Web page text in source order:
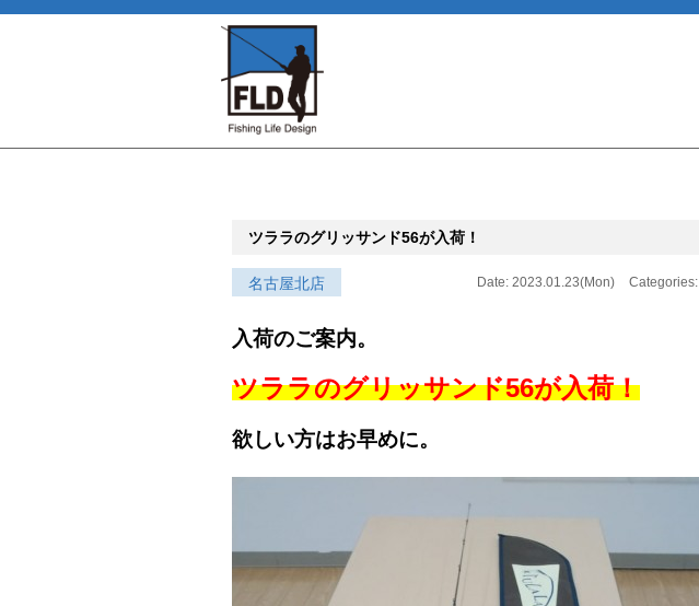
ツララのグリッサンド56が入荷！
名古屋北店 Date: 2023.01.23(Mon) Categories:
入荷のご案内。
ツララのグリッサンド56が入荷！
欲しい方はお早めに。